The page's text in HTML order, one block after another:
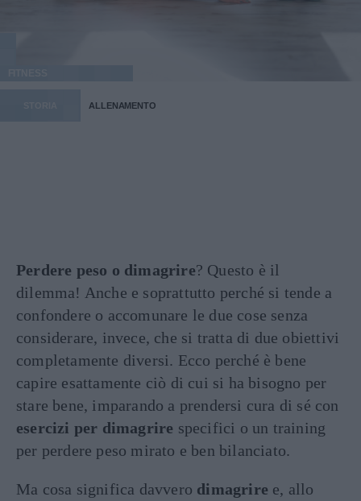
ALLENAMENTO
Perdere peso o dimagrire? Questo è il
dilemma! Anche e soprattutto perché si tende a
confondere o accomunare le due cose senza
considerare, invece, che si tratta di due obiettivi
completamente diversi. Ecco perché è bene
capire esattamente ciò di cui si ha bisogno per
stare bene, imparando a prendersi cura di sé con
esercizi per dimagrire specifici o un training
per perdere peso mirato e ben bilanciato.
Ma cosa significa davvero dimagrire e, allo